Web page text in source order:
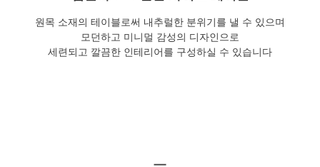
원목 소재의 테이블로써 내추럴한 분위기를 낼 수 있으며
모던하고 미니멀 감성의 디자인으로
세련되고 깔끔한 인테리어를 구성하실 수 있습니다